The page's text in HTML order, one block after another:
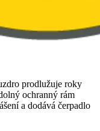
prodlužuje roky
ochranný rám
a dodává čerpadlo